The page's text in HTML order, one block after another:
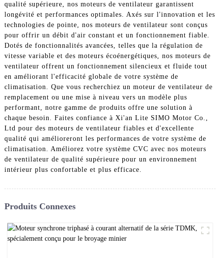
qualité supérieure, nos moteurs de ventilateur garantissent
longévité et performances optimales. Axés sur l'innovation et les
technologies de pointe, nos moteurs de ventilateur sont conçus
pour offrir un débit d'air constant et un fonctionnement fiable.
Dotés de fonctionnalités avancées, telles que la régulation de
vitesse variable et des moteurs écoénergétiques, nos moteurs de
ventilateur offrent un fonctionnement silencieux et fluide tout
en améliorant l'efficacité globale de votre système de
climatisation. Que vous recherchiez un moteur de ventilateur de
remplacement ou une mise à niveau vers un modèle plus
performant, notre gamme de produits offre une solution à
chaque besoin. Faites confiance à Xi'an Lite SIMO Motor Co.,
Ltd pour des moteurs de ventilateur fiables et d'excellente
qualité qui amélioreront les performances de votre système de
climatisation. Améliorez votre système CVC avec nos moteurs
de ventilateur de qualité supérieure pour un environnement
intérieur plus confortable et plus efficace.
Produits Connexes